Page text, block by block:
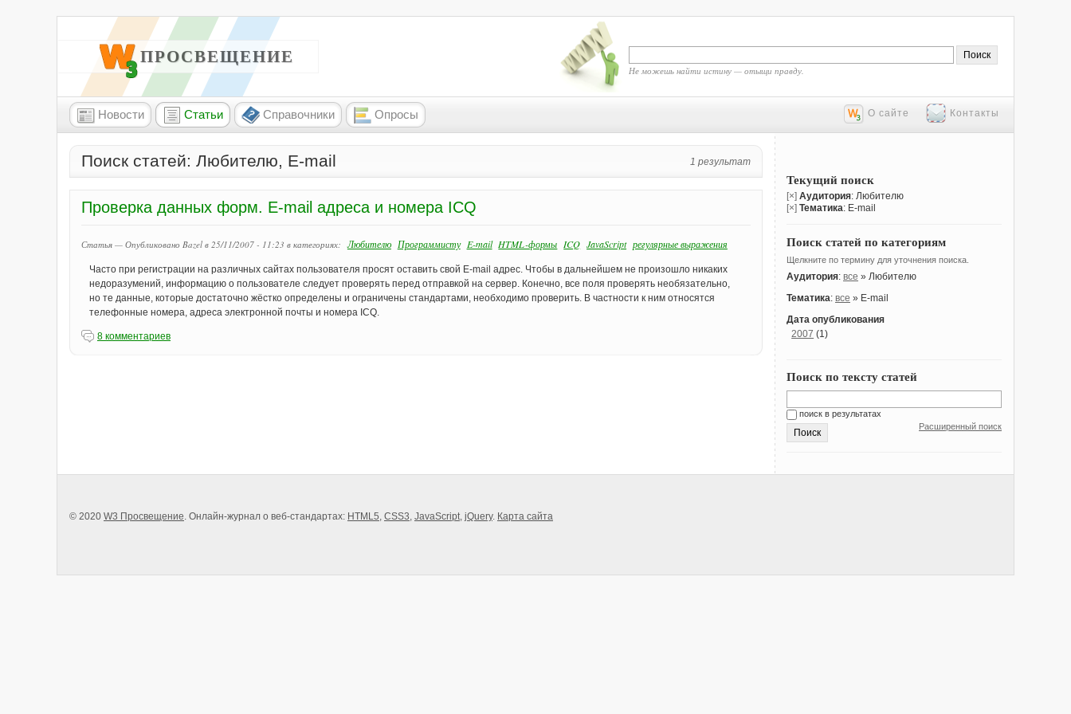
W3 ПРОСВЕЩЕНИЕ
Не можешь найти истину — отыщи правду.
Новости Статьи Справочники Опросы О сайте Контакты
Поиск статей: Любителю, E-mail 1 результат
Проверка данных форм. E-mail адреса и номера ICQ
Статья — Опубликовано Bazel в 25/11/2007 - 11:23 в категориях: Любителю Программисту E-mail HTML-формы ICQ JavaScript регулярные выражения
Часто при регистрации на различных сайтах пользователя просят оставить свой E-mail адрес. Чтобы в дальнейшем не произошло никаких
недоразумений, информацию о пользователе следует проверять перед отправкой на сервер. Конечно, все поля проверять необязательно,
но те данные, которые достаточно жёстко определены и ограничены стандартами, необходимо проверить. В частности к ним относятся
телефонные номера, адреса электронной почты и номера ICQ.
8 комментариев
Текущий поиск
[×] Аудитория: Любителю
[×] Тематика: E-mail
Поиск статей по категориям
Щелкните по термину для уточнения поиска.
Аудитория: все » Любителю
Тематика: все » E-mail
Дата опубликования
2007 (1)
Поиск по тексту статей
поиск в результатах
Расширенный поиск
© 2020 W3 Просвещение. Онлайн-журнал о веб-стандартах: HTML5, CSS3, JavaScript, jQuery. Карта сайта